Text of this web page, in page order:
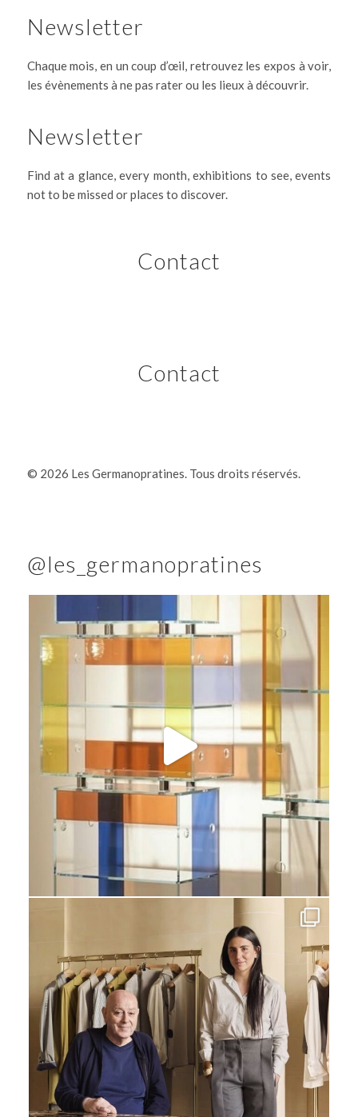
Newsletter
Chaque mois, en un coup d’œil, retrouvez les expos à voir,
les évènements à ne pas rater ou les lieux à découvrir.
Newsletter
Find at a glance, every month, exhibitions to see, events
not to be missed or places to discover.
Contact
Contact
© 2026 Les Germanopratines. Tous droits réservés.
@les_germanopratines